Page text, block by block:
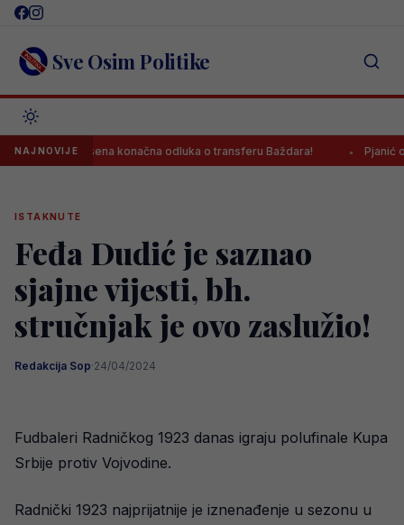
Skip
content Sve Osim Politike
NAJNOVIJE
Donesena konačna odluka o transferu Baždara! Pjanić otkrio:
ISTAKNUTE
Feđa Dudić je saznao
sjajne vijesti, bh.
stručnjak je ovo zaslužio!
Redakcija Sop·24/04/2024
Fudbaleri Radničkog 1923 danas igraju polufinale Kupa
Srbije protiv Vojvodine.
Radnički 1923 najprijatnije je iznenađenje u sezonu u